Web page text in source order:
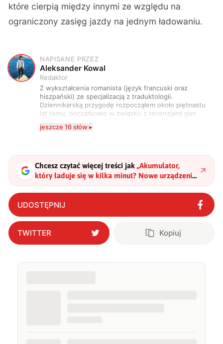
które cierpią między innymi ze względu na
ograniczony zasięg jazdy na jednym ładowaniu.
A
NAPISANE PRZEZ
Aleksander Kowal
Redaktor
Z wykształcenia romanista (język francuski oraz
hiszpański) ze specjalizacją z traduktologii.
Dziennikarską przygodę rozpocząłem około piętnastu
lat temu, początkowo w związku z recenzjami gier
komputerowych i filmów. Obecnie publikuję
zdecydowanie częściej na tematy związane z nauką
także uprawiać oraz oglądać sport.
jeszcze 16 słów ▸
Chcesz czytać więcej treści jak „Akumulator,
który ładuje się w kilka minut? Nowe urządzenie
zachwyca nie tylko pod tym względem"?
UDOSTĘPNIJ
TWITTER Kopiuj